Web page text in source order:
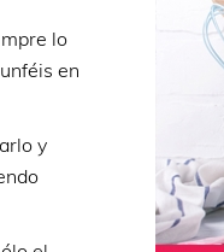
lo
en
y